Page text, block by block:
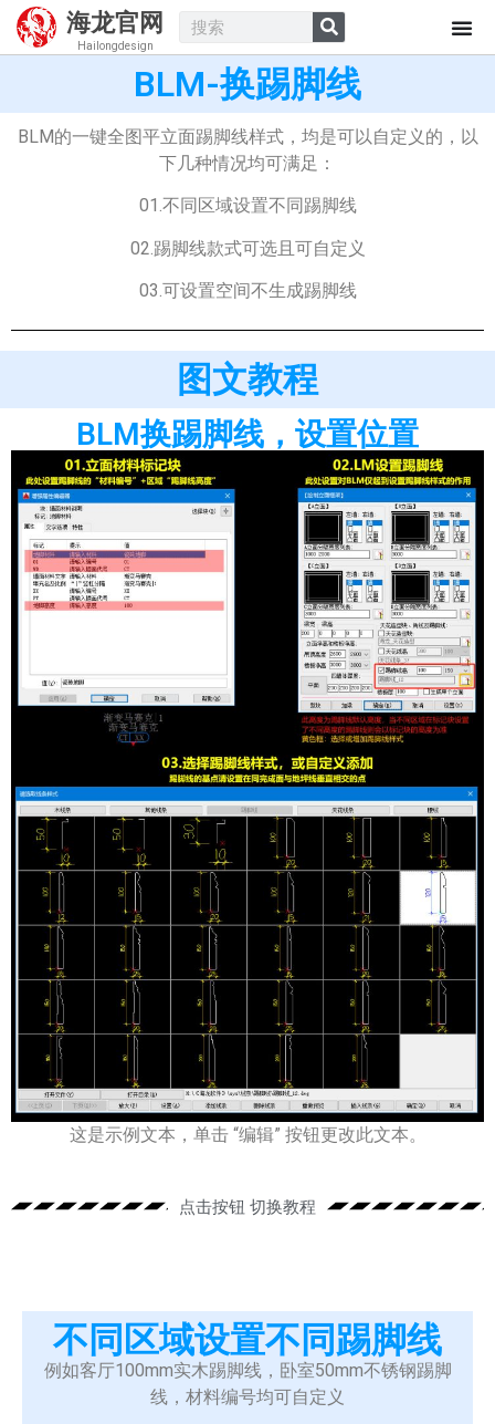
海龙官网
Hailongdesign
BLM-换踢脚线
BLM的一键全图平立面踢脚线样式，均是可以自定义的，以
下几种情况均可满足：
01.不同区域设置不同踢脚线
02.踢脚线款式可选且可自定义
03.可设置空间不生成踢脚线
图文教程
BLM换踢脚线，设置位置
这是示例文本，单击 “编辑” 按钮更改此文本。
点击按钮 切换教程​
不同区域设置不同踢脚线
例如客厅100mm实木踢脚线，卧室50mm不锈钢踢脚
线，材料编号均可自定义